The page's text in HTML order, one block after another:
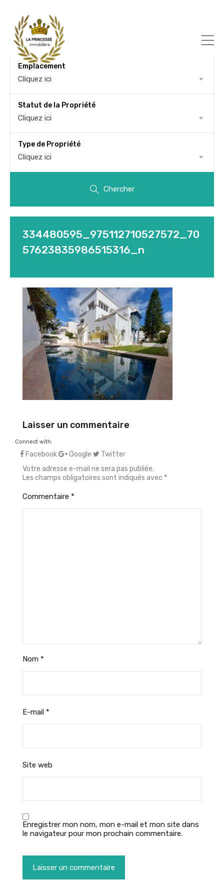
Emplacement
Cliquez ici
Statut de la Propriété
Cliquez ici
Type de Propriété
Cliquez ici
Chercher
334480595_975112710527572_70
57623835986515316_n
Laisser un commentaire
Connect with:
Facebook Google
Twitter
Votre adresse e-mail ne sera pas publiée.
Les champs obligatoires sont indiqués avec *
Commentaire *
Nom *
E-mail *
Site web
Enregistrer mon nom, mon e-mail et mon site dans
le navigateur pour mon prochain commentaire.